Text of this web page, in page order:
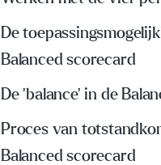
De
Balanced scorecard
De 'balance' in de
Proces van
Balanced scorecard